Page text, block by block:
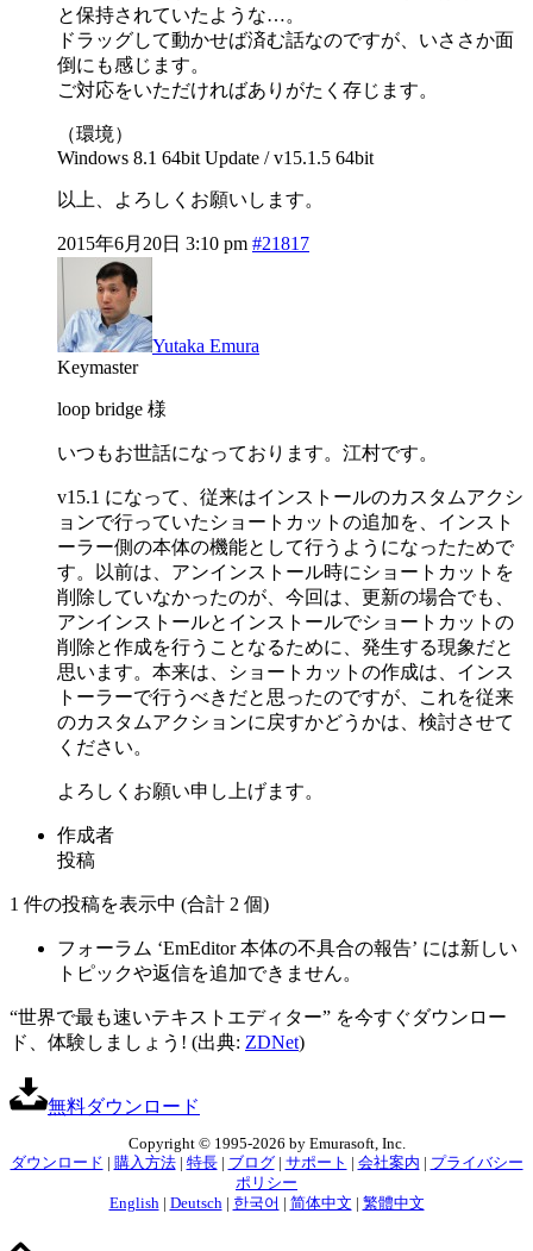
と保持されていたような…。
ドラッグして動かせば済む話なのですが、いささか面
倒にも感じます。
ご対応をいただければありがたく存じます。
（環境）
Windows 8.1 64bit Update / v15.1.5 64bit
以上、よろしくお願いします。
2015年6月20日 3:10 pm #21817
Yutaka Emura
Keymaster
loop bridge 様
いつもお世話になっております。江村です。
v15.1 になって、従来はインストールのカスタムアクシ
ョンで行っていたショートカットの追加を、インスト
ーラー側の本体の機能として行うようになったためで
す。以前は、アンインストール時にショートカットを
削除していなかったのが、今回は、更新の場合でも、
アンインストールとインストールでショートカットの
削除と作成を行うことなるために、発生する現象だと
思います。本来は、ショートカットの作成は、インス
トーラーで行うべきだと思ったのですが、これを従来
のカスタムアクションに戻すかどうかは、検討させて
ください。
よろしくお願い申し上げます。
作成者
投稿
1 件の投稿を表示中 (合計 2 個)
フォーラム ‘EmEditor 本体の不具合の報告’ には新しい
トピックや返信を追加できません。
“世界で最も速いテキストエディター” を今すぐダウンロー
ド、体験しましょう! (出典: ZDNet)
無料ダウンロード
Copyright © 1995-2026 by Emurasoft, Inc.
ダウンロード
購入方法| 特長| ブログ| サポート 会社案内
プライバシー
ポリシー
English| Deutsch| 한국어 简体中文 繁體中文